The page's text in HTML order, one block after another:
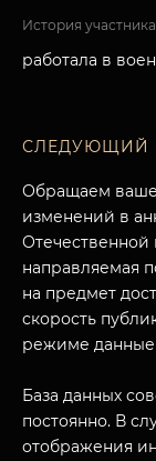
История
работала в
СЛЕДУЮЩИЙ
Обращаем ваше
изменений в
направляемая
на предмет
скорость
режиме данные
База данных
постоянно. В
отображения